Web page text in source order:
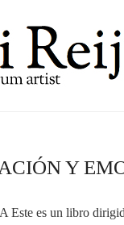
Y
Este es un libro